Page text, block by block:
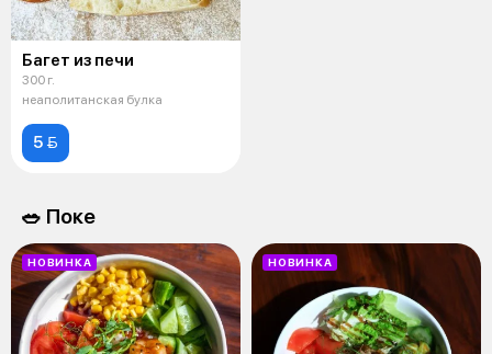
Багет из печи
300 г.
неаполитанская булка
5 
🥗 Поке
НОВИНКА НОВИНКА